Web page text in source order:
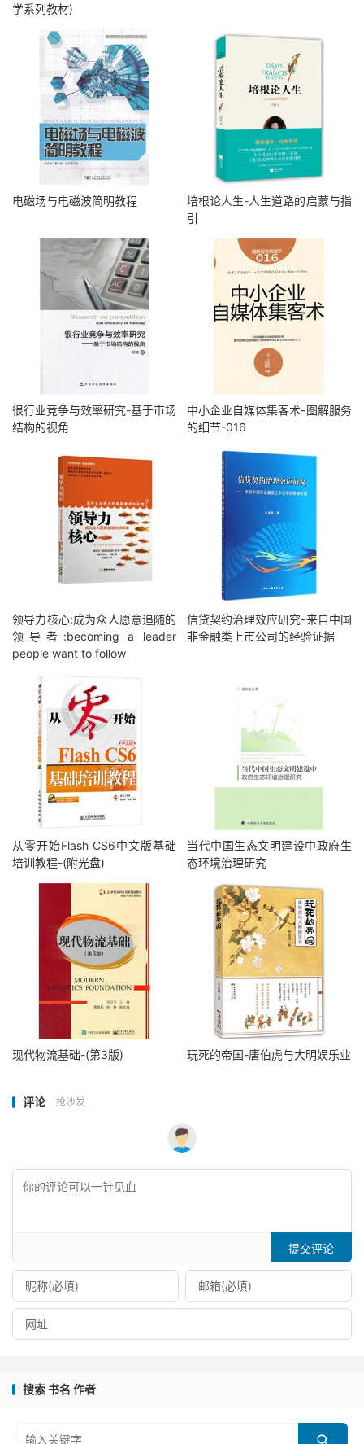
学系列教材)
电磁场与电磁波简明教程
培根论人生-人生道路的启蒙与指
引
很行业竞争与效率研究-基于市场
结构的视角
中小企业自媒体集客术-图解服务
的细节-016
领导力核心:成为众人愿意追随的
领导者:becoming a leader
people want to follow
信贷契约治理效应研究-来自中国
非金融类上市公司的经验证据
从零开始Flash CS6中文版基础
培训教程-(附光盘)
当代中国生态文明建设中政府生
态环境治理研究
现代物流基础-(第3版) 玩死的帝国-唐伯虎与大明娱乐业
评论 抢沙发
提交评论
搜索 书名 作者
